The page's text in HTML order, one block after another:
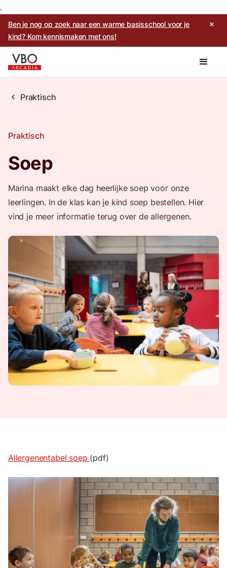
.
Ben je nog op zoek naar een warme basisschool voor je
kind? Kom kennismaken met ons!
✕
chevron_left Praktisch
Praktisch
Soep
Marina maakt elke dag heerlijke soep voor onze
leerlingen. In de klas kan je kind soep bestellen. Hier
vind je meer informatie terug over de allergenen.
Allergenentabel soep (pdf)